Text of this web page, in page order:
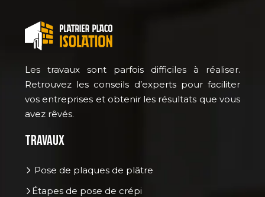
Les travaux sont parfois difficiles à réaliser.
Retrouvez les conseils d’experts pour faciliter
vos entreprises et obtenir les résultats que vous
avez rêvés.
Travaux
Pose de plaques de plâtre
Étapes de pose de crépi